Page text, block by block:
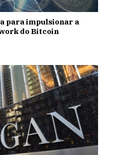
para impulsionar a
do Bitcoin